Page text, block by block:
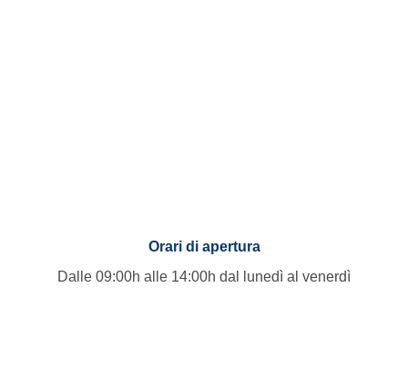
Orari di apertura
Dalle 09:00h alle 14:00h dal lunedì al venerdì